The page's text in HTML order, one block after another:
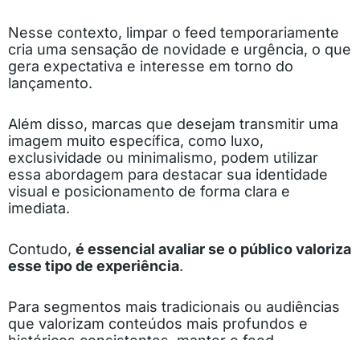
Nesse contexto, limpar o feed temporariamente
cria uma sensação de novidade e urgência, o que
gera expectativa e interesse em torno do
lançamento.
Além disso, marcas que desejam transmitir uma
imagem muito específica, como luxo,
exclusividade ou minimalismo, podem utilizar
essa abordagem para destacar sua identidade
visual e posicionamento de forma clara e
imediata.
Contudo, é essencial avaliar se o público valoriza
esse tipo de experiência.
Para segmentos mais tradicionais ou audiências
que valorizam conteúdos mais profundos e